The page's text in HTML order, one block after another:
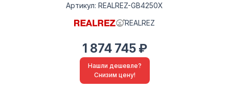
Артикул: REALREZ-GB4250X
REALREZ
1 874 745 ₽
Нашли дешевле?
Снизим цену!